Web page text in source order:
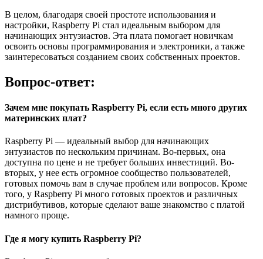
В целом, благодаря своей простоте использования и
настройки, Raspberry Pi стал идеальным выбором для
начинающих энтузиастов. Эта плата помогает новичкам
освоить основы программирования и электроники, а также
заинтересоваться созданием своих собственных проектов.
Вопрос-ответ:
Зачем мне покупать Raspberry Pi, если есть много других
материнских плат?
Raspberry Pi — идеальный выбор для начинающих
энтузиастов по нескольким причинам. Во-первых, она
доступна по цене и не требует больших инвестиций. Во-
вторых, у нее есть огромное сообщество пользователей,
готовых помочь вам в случае проблем или вопросов. Кроме
того, у Raspberry Pi много готовых проектов и различных
дистрибутивов, которые сделают ваше знакомство с платой
намного проще.
Где я могу купить Raspberry Pi?